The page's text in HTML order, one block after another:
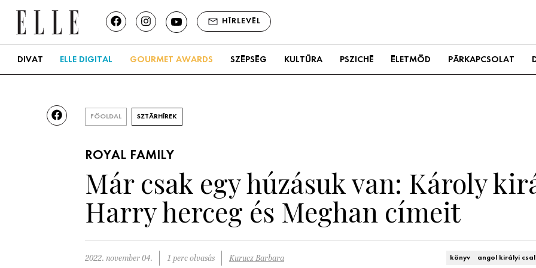
HÍRLEVÉL
DIVAT ELLE DIGITAL GOURMET AWARDS SZÉPSÉG KULTÚRA PSZICHÉ ÉLETMÓD PÁRKAPCSOLAT
FŐOLDAL SZTÁRHÍREK
ROYAL FAMILY
Már csak egy húzásuk van: Károly
Harry herceg és Meghan címeit
2022. november 04. 1 perc olvasás Kurucz Barbara könyv angol királyi